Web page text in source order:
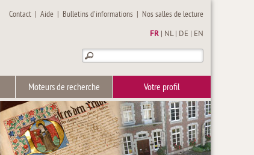
Contact |Aide | Bulletins d'informations | Nos salles de lecture
FR NL| DE EN
Moteurs de recherche Votre profil